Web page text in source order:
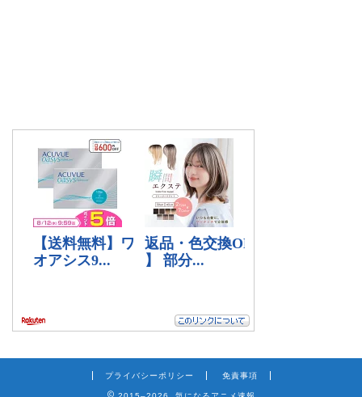
プライバシーポリシー 免責事項